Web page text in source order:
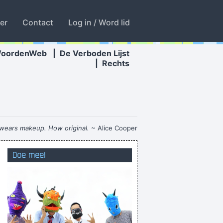
Contact Log in / Word lid
De Verboden Lijst
Rechts
makeup. How original. ~ Alice Cooper
, krijgen we regen of is de haan dood
hoorapparaten niet meer terugvinden
we de stand bekeken na de 13e speeldag
te gaan gooien, of hoe moet ik het zien!?
gaan dat het dak de grond nier raakt
클라우드웨이즈 결제은 컨테이너, 쿠버네티&#
Doe mee!